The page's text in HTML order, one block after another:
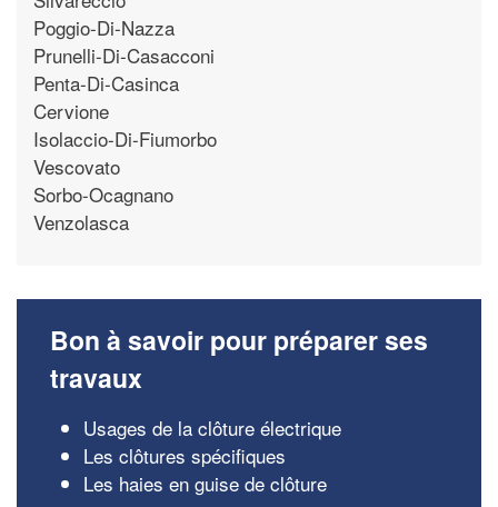
Poggio-Di-Nazza
Prunelli-Di-Casacconi
Penta-Di-Casinca
Cervione
Isolaccio-Di-Fiumorbo
Vescovato
Sorbo-Ocagnano
Venzolasca
Bon à savoir pour préparer ses
travaux
Usages de la clôture électrique
Les clôtures spécifiques
Les haies en guise de clôture